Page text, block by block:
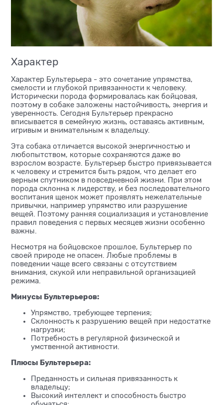
Характер
Характер Бультерьера - это сочетание упрямства,
смелости и глубокой привязанности к человеку.
Исторически порода формировалась как бойцовая,
поэтому в собаке заложены настойчивость, энергия и
уверенность. Сегодня Бультерьер прекрасно
вписывается в семейную жизнь, оставаясь активным,
игривым и внимательным к владельцу.
Эта собака отличается высокой энергичностью и
любопытством, которые сохраняются даже во
взрослом возрасте. Бультерьер быстро привязывается
к человеку и стремится быть рядом, что делает его
верным спутником в повседневной жизни. При этом
порода склонна к лидерству, и без последовательного
воспитания щенок может проявлять нежелательные
привычки, например упрямство или разрушение
вещей. Поэтому ранняя социализация и установление
правил поведения с первых месяцев жизни особенно
важны.
Несмотря на бойцовское прошлое, Бультерьер по
своей природе не опасен. Любые проблемы в
поведении чаще всего связаны с отсутствием
внимания, скукой или неправильной организацией
режима.
Минусы Бультерьеров:
Упрямство, требующее терпения;
Склонность к разрушению вещей при недостатке
нагрузки;
Потребность в регулярной физической и
умственной активности.
Плюсы Бультерьера:
Преданность и сильная привязанность к
владельцу;
Высокий интеллект и способность быстро